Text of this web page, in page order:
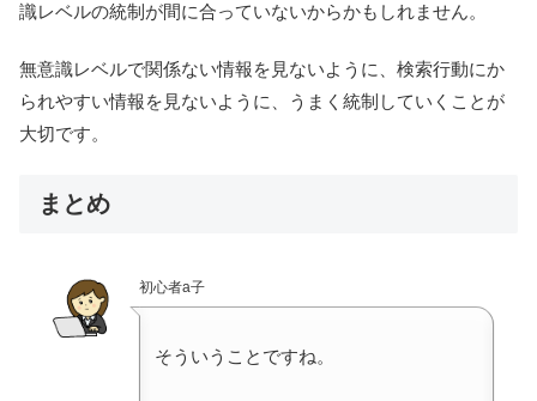
識レベルの統制が間に合っていないからかもしれません。
無意識レベルで関係ない情報を見ないように、検索行動にか
られやすい情報を見ないように、うまく統制していくことが
大切です。
まとめ
初心者a子
そういうことですね。